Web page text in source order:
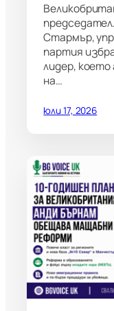
Стармър,
партия
лидер,
на…
юли 17, 2026